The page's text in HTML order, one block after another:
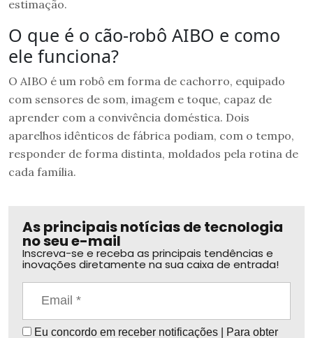
estimação.
O que é o cão-robô AIBO e como
ele funciona?
O AIBO é um robô em forma de cachorro, equipado
com sensores de som, imagem e toque, capaz de
aprender com a convivência doméstica. Dois
aparelhos idênticos de fábrica podiam, com o tempo,
responder de forma distinta, moldados pela rotina de
cada família.
As principais notícias de tecnologia
no seu e-mail
Inscreva-se e receba as principais tendências e
inovações diretamente na sua caixa de entrada!
Eu concordo em receber notificações | Para obter